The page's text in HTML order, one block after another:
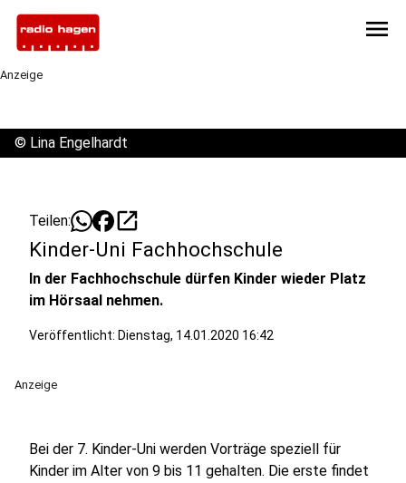
menu
Anzeige
© Lina Engelhardt
Teilen: open_in_new
Kinder-Uni Fachhochschule
In der Fachhochschule dürfen Kinder wieder Platz
im Hörsaal nehmen.
Veröffentlicht: Dienstag, 14.01.2020 16:42
Anzeige
Bei der 7. Kinder-Uni werden Vorträge speziell für
Kinder im Alter von 9 bis 11 gehalten. Die erste findet